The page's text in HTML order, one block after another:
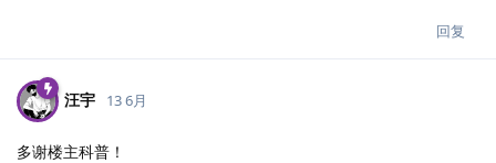
回复
汪宇 13 6月
多谢楼主科普！